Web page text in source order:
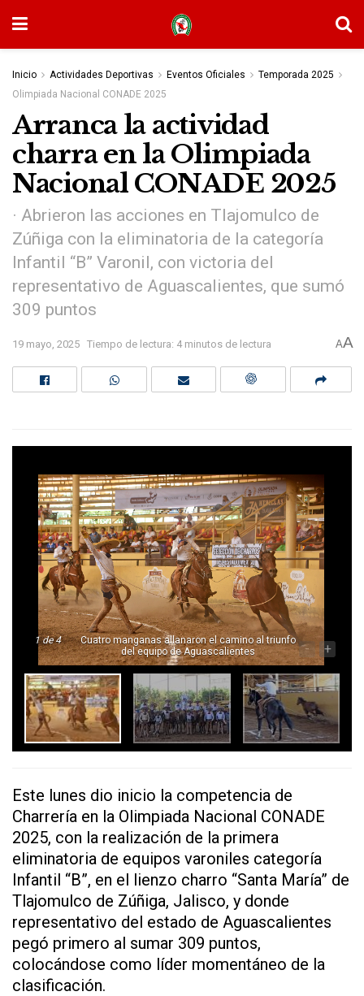
Inicio Actividades Deportivas Eventos Oficiales
Temporada 2025
Olimpiada Nacional CONADE 2025
Arranca la actividad
charra en la Olimpiada
Nacional CONADE 2025
· Abrieron las acciones en Tlajomulco de
Zúñiga con la eliminatoria de la categoría
Infantil “B” Varonil, con victoria del
representativo de Aguascalientes, que sumó
309 puntos
19 mayo, 2025 Tiempo de lectura: 4 minutos de lectura AA
1de 4
Cuatro manganas allanaron el camino al triunfo
del equipo de Aguascalientes
- +
Este lunes dio inicio la competencia de
Charrería en la Olimpiada Nacional CONADE
2025, con la realización de la primera
eliminatoria de equipos varoniles categoría
Infantil “B”, en el lienzo charro “Santa María” de
Tlajomulco de Zúñiga, Jalisco, y donde
representativo del estado de Aguascalientes
pegó primero al sumar 309 puntos,
colocándose como líder momentáneo de la
clasificación.